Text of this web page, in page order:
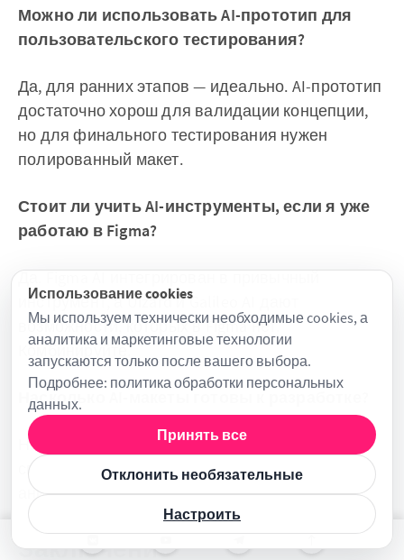
Можно ли использовать AI-прототип для
пользовательского тестирования?
Да, для ранних этапов — идеально. AI-прототип
достаточно хорош для валидации концепции,
но для финального тестирования нужен
полированный макет.
Стоит ли учить AI-инструменты, если я уже
работаю в Figma?
Да. Figma AI интегрирован в привычный
инструмент, а Uizard и Galileo AI дают
возможности, которых в Figma нет.
Комбинируйте.
Насколько AI-макеты готовы к разработке?
На 60–80%. AI создаёт визуал и структуру, но
спецификации, состояния, адаптивность и
анимации требуют доработки дизайнером.
Заключение
Использование cookies
Мы используем технически необходимые cookies, а
аналитика и маркетинговые технологии
запускаются только после вашего выбора.
Подробнее: политика обработки персональных
данных.
Принять все
Отклонить необязательные
Настроить